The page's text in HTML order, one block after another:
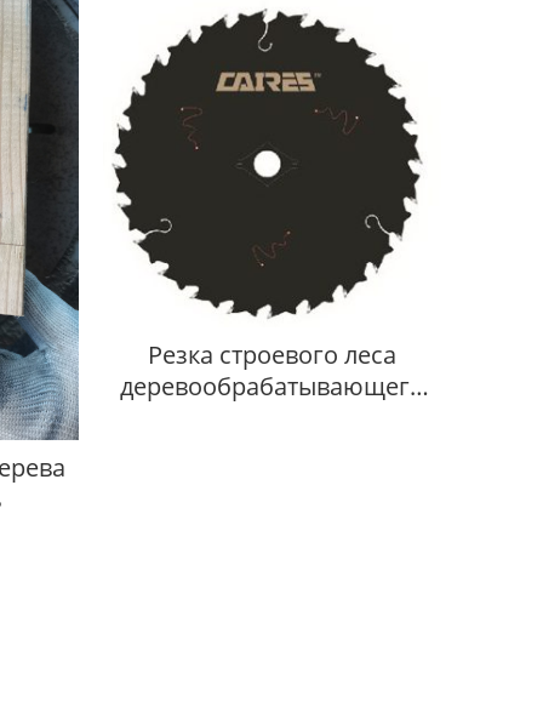
Резка строевого леса
деревообрабатывающего